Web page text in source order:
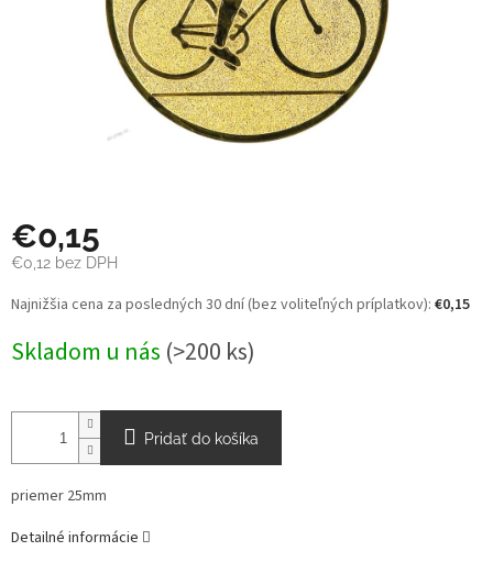
€0,15
€0,12 bez DPH
Jednotková
cena:
Najnižšia cena za posledných 30 dní (bez voliteľných príplatkov): €0,15
Skladom u nás (>200 ks)
Pridať do košíka
priemer 25mm
Detailné informácie